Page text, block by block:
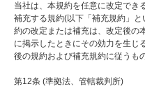
当社は、本規約を任意に改定でき
補充する規約(以下「補充規約」
約の改定または補充は、改定後の
に掲示したときにその効力を生じ
後の規約および補充規約に従うも
第12条 (準拠法、管轄裁判所)